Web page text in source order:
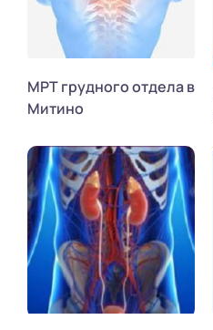
МРТ грудного отдела в
Митино